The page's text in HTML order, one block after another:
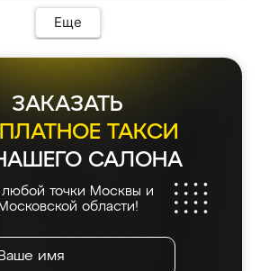
Еще
ЗАКАЗАТЬ
ТАКСИ
САЛОНА
любой точки Москвы и
Московской области!